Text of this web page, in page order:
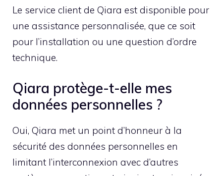
Le service client de Qiara est disponible pour
une assistance personnalisée, que ce soit
pour l’installation ou une question d’ordre
technique.
Qiara protège-t-elle mes
données personnelles ?
Oui, Qiara met un point d’honneur à la
sécurité des données personnelles en
limitant l’interconnexion avec d’autres